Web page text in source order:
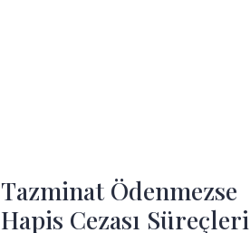
Tazminat Ödenmezse
Hapis Cezası Süreçleri